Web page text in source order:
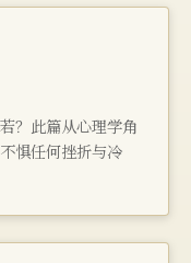
？此篇从心理学角
惧任何挫折与冷